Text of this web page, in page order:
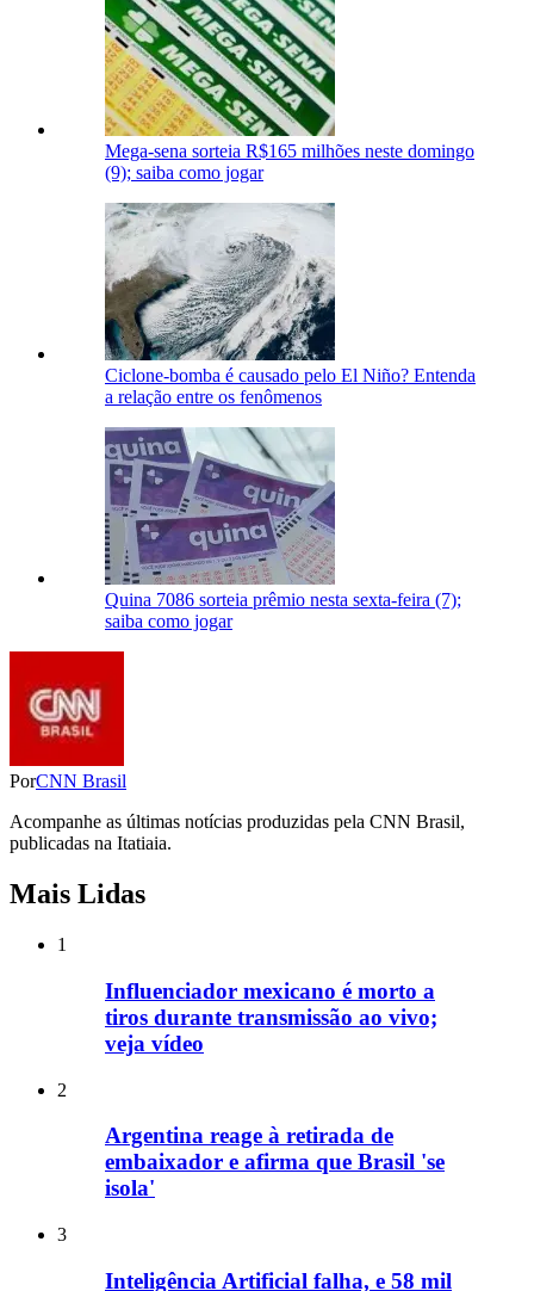
Mega-sena sorteia R$165 milhões neste domingo
(9); saiba como jogar
Ciclone-bomba é causado pelo El Niño? Entenda
a relação entre os fenômenos
Quina 7086 sorteia prêmio nesta sexta-feira (7);
saiba como jogar
PorCNN Brasil
Acompanhe as últimas notícias produzidas pela CNN Brasil,
publicadas na Itatiaia.
Mais Lidas
1
Influenciador mexicano é morto a
tiros durante transmissão ao vivo;
veja vídeo
2
Argentina reage à retirada de
embaixador e afirma que Brasil 'se
isola'
3
Inteligência Artificial falha, e 58 mil